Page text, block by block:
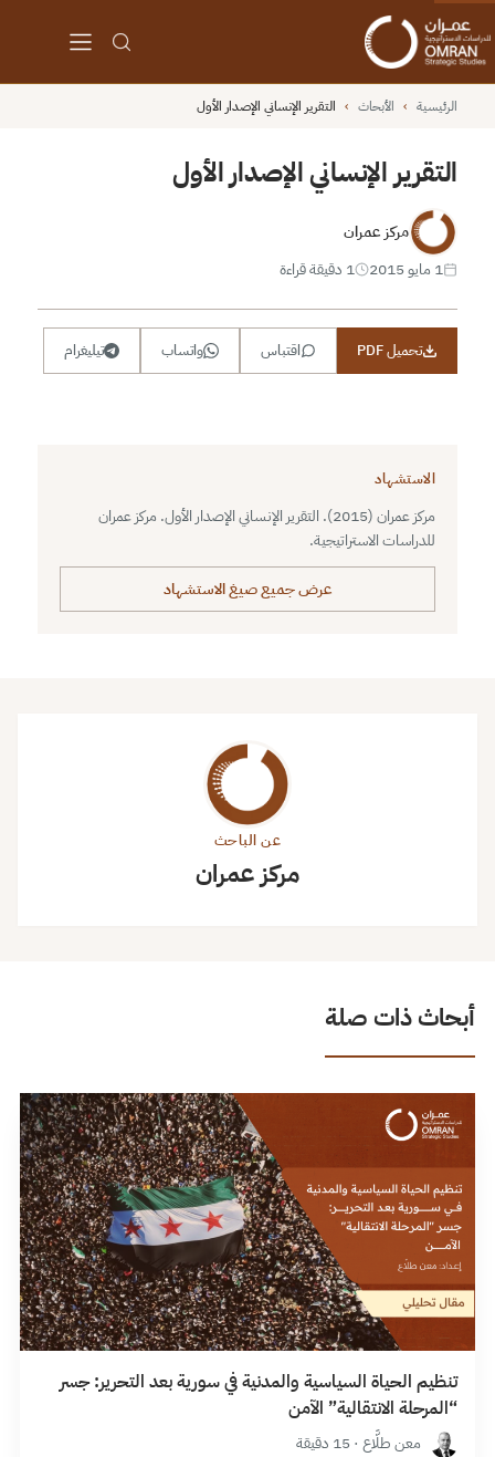
الرئيسية › الأبحاث › التقرير الإنساني الإصدار الأول
التقرير الإنساني الإصدار الأول
مركز عمران
1 مايو 2015
1 دقيقة قراءة
تحميل PDF اقتباس واتساب تيليغرام
الاستشهاد
مركز عمران (2015). التقرير الإنساني الإصدار الأول. مركز عمران
للدراسات الاستراتيجية.
عرض جميع صيغ الاستشهاد
عن الباحث
مركز عمران
أبحاث ذات صلة
تنظيم الحياة السياسية والمدنية في سورية بعد التحرير: جسر
“المرحلة الانتقالية” الآمن
معن طلَّاع · 15 دقيقة